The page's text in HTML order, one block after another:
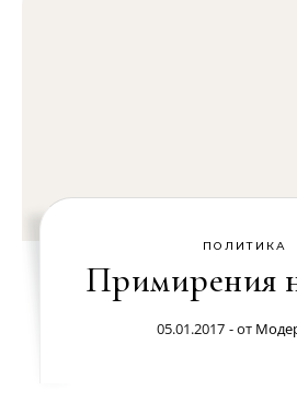
ПОЛИТИКА
Примирения
05.01.2017 - от